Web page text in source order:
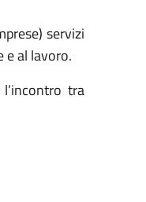
servizi
e al lavoro.
tra